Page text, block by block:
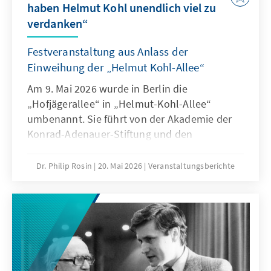
haben Helmut Kohl unendlich viel zu
verdanken“
Festveranstaltung aus Anlass der
Einweihung der „Helmut Kohl-Allee“
Am 9. Mai 2026 wurde in Berlin die
„Hofjägerallee“ in „Helmut-Kohl-Allee“
umbenannt. Sie führt von der Akademie der
Konrad-Adenauer-Stiftung und den
Dr. Philip Rosin 20. Mai 2026 Veranstaltungsberichte